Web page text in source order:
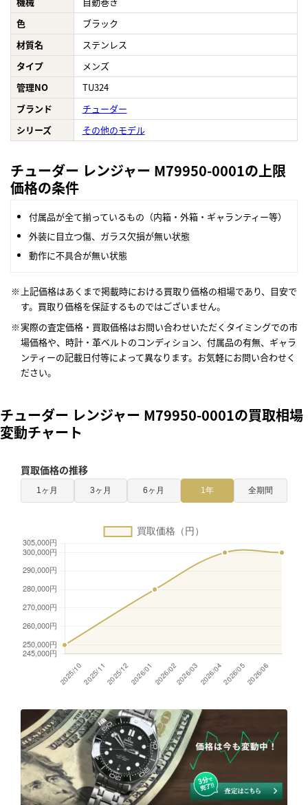
色
ブラック
材質名
ステンレス
タイプ
メンズ
管理NO
TU324
ブランド
チューダー
シリーズ
その他のモデル
チューダー レンジャー M79950-0001の上限
価格の条件
付属品が全て揃っているもの（内箱・外箱・ギャランティー等）
外装に目立つ傷、ガラス欠損が無い状態
動作に不具合が無い状態
上記価格はあくまで掲載時における買取り価格の相場であり、目安で
す。買取り価格を保証するものではございません。
実際の査定価格・買取価格はお問い合わせいただくタイミングでの市
場価格や、時計・革ベルトのコンディション、付属品の有無、ギャラ
ンティーの記載日付等によって異なります。お気軽にお問い合わせく
ださい。
チューダー レンジャー M79950-0001の買取相場
変動チャート
買取価格の推移
1ヶ月 3ヶ月 6ヶ月 1年 全期間